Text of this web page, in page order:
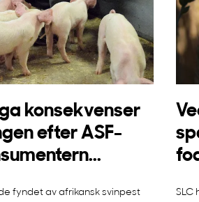
konsekvenser
efter ASF-
fyndet av afrikansk svinpest
SLC